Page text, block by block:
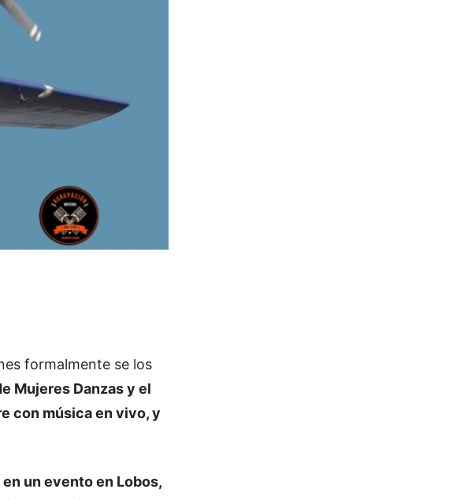
formalmente se los
Mujeres Danzas y el
con música en vivo, y
un evento en Lobos,